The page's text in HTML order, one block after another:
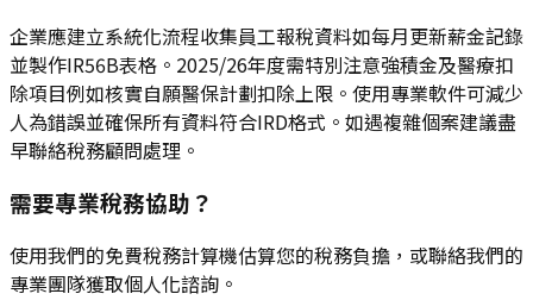
企業應建立系統化流程收集員工報稅資料如每月更新薪金記錄
並製作IR56B表格。2025/26年度需特別注意強積金及醫療扣
除項目例如核實自願醫保計劃扣除上限。使用專業軟件可減少
人為錯誤並確保所有資料符合IRD格式。如遇複雜個案建議盡
早聯絡稅務顧問處理。
需要專業稅務協助？
使用我們的免費稅務計算機估算您的稅務負擔，或聯絡我們的
專業團隊獲取個人化諮詢。